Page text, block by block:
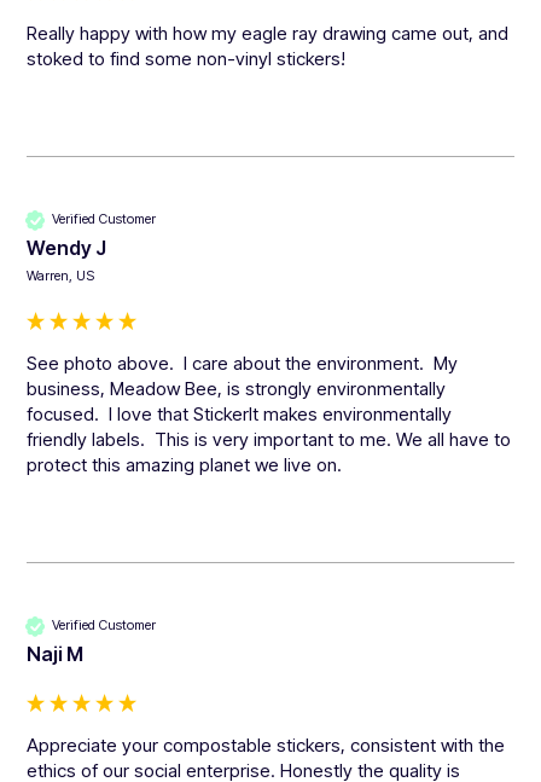
Really happy with how my eagle ray drawing came out, and
stoked to find some non-vinyl stickers!
Verified Customer
Wendy J
Warren, US
See photo above.  I care about the environment.  My
business, Meadow Bee, is strongly environmentally
focused.  I love that StickerIt makes environmentally
friendly labels.  This is very important to me. We all have to
protect this amazing planet we live on.
Verified Customer
Naji M
Appreciate your compostable stickers, consistent with the
ethics of our social enterprise. Honestly the quality is